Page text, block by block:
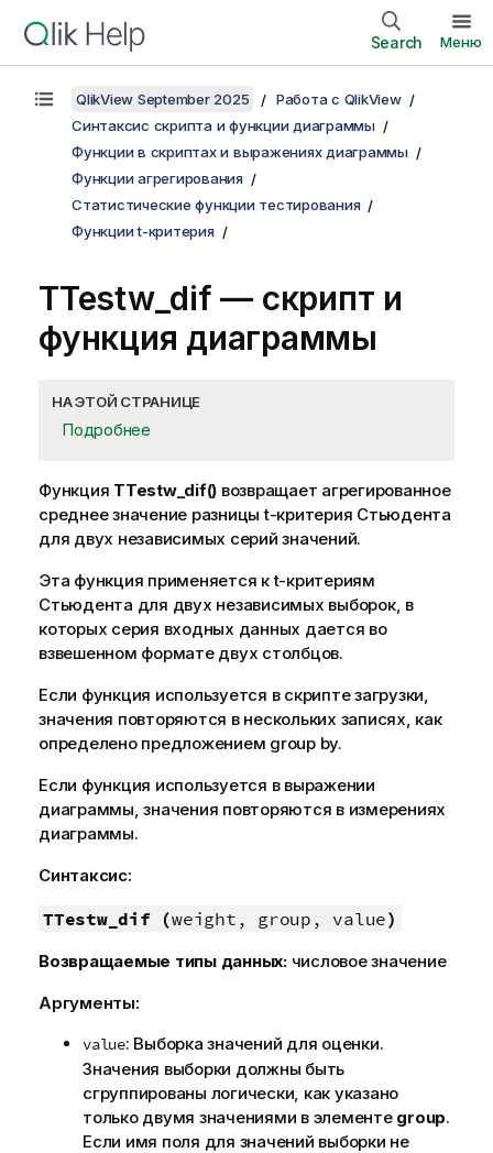
Search Меню
QlikView September 2025
Работа с QlikView
Синтаксис скрипта и функции диаграммы
Функции в скриптах и выражениях диаграммы
Функции агрегирования
Статистические функции тестирования
Функции t-критерия
TTestw_dif — скрипт и
функция диаграммы
НА ЭТОЙ СТРАНИЦЕ
Подробнее
Функция TTestw_dif() возвращает агрегированное
среднее значение разницы t-критерия Стьюдента
для двух независимых серий значений.
Эта функция применяется к t-критериям
Стьюдента для двух независимых выборок, в
которых серия входных данных дается во
взвешенном формате двух столбцов.
Если функция используется в скрипте загрузки,
значения повторяются в нескольких записях, как
определено предложением group by.
Если функция используется в выражении
диаграммы, значения повторяются в измерениях
диаграммы.
Синтаксис:
TTestw_dif (weight, group, value)
Возвращаемые типы данных: числовое значение
Аргументы:
value: Выборка значений для оценки.
Значения выборки должны быть
сгруппированы логически, как указано
только двумя значениями в элементе group.
Если имя поля для значений выборки не